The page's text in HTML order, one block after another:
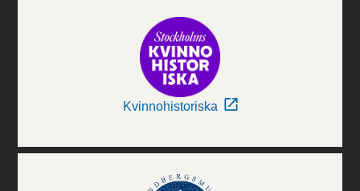
Kvinnohistoriska